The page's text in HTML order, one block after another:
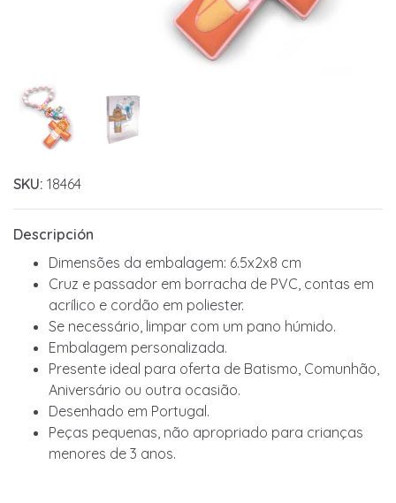
SKU: 18464
Descripción
Dimensões da embalagem: 6.5x2x8 cm
Cruz e passador em borracha de PVC, contas em
acrílico e cordão em poliester.
Se necessário, limpar com um pano húmido.
Embalagem personalizada.
Presente ideal para oferta de Batismo, Comunhão,
Aniversário ou outra ocasião.
Desenhado em Portugal.
Peças pequenas, não apropriado para crianças
menores de 3 anos.